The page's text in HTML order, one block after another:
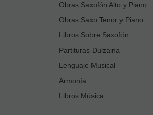
Obras Saxofón Alto y Piano
Obras Saxo Tenor y Piano
Libros Sobre Saxofón
Partituras Dulzaina
Lenguaje Musical
Armonía
Libros Música